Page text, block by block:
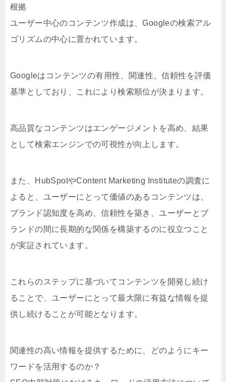
根拠
ユーザー中心のコンテンツ作成は、Googleの検索アル
ゴリズムの中心に置かれています。
Googleはコンテンツの有用性、関連性、信頼性を評価
基準としており、これにより検索順位が決まります。
高品質なコンテンツはエンゲージメントを高め、結果
として検索エンジンでの可視性が向上します。
また、HubSpotやContent Marketing Instituteの調査に
よると、ユーザーにとって価値のあるコンテンツは、
ブランド認知度を高め、信頼性を築き、ユーザーとブ
ランドの間に長期的な関係を構築するのに役立つこと
が実証されています。
これらのステップに基づいてコンテンツを開発し続け
ることで、ユーザーにとって最大限に有益な情報を提
供し続けることが可能となります。
関連性の高い情報を提供するために、どのようにキー
ワードを活用するのか？